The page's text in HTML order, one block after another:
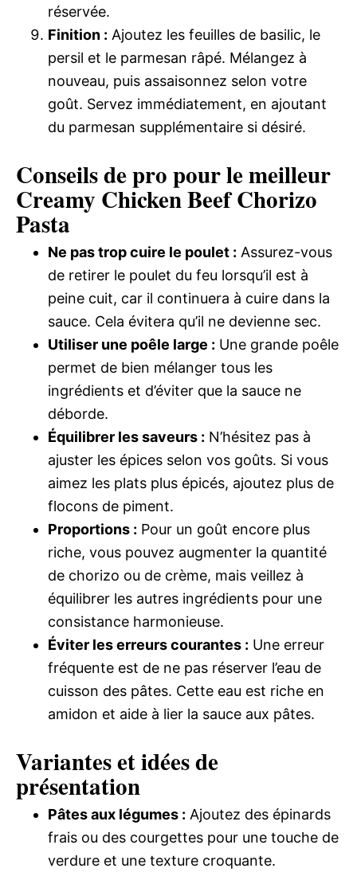
réservée.
Finition : Ajoutez les feuilles de basilic, le
persil et le parmesan râpé. Mélangez à
nouveau, puis assaisonnez selon votre
goût. Servez immédiatement, en ajoutant
du parmesan supplémentaire si désiré.
Conseils de pro pour le meilleur
Creamy Chicken Beef Chorizo
Pasta
Ne pas trop cuire le poulet : Assurez-vous
de retirer le poulet du feu lorsqu’il est à
peine cuit, car il continuera à cuire dans la
sauce. Cela évitera qu’il ne devienne sec.
Utiliser une poêle large : Une grande poêle
permet de bien mélanger tous les
ingrédients et d’éviter que la sauce ne
déborde.
Équilibrer les saveurs : N’hésitez pas à
ajuster les épices selon vos goûts. Si vous
aimez les plats plus épicés, ajoutez plus de
flocons de piment.
Proportions : Pour un goût encore plus
riche, vous pouvez augmenter la quantité
de chorizo ou de crème, mais veillez à
équilibrer les autres ingrédients pour une
consistance harmonieuse.
Éviter les erreurs courantes : Une erreur
fréquente est de ne pas réserver l’eau de
cuisson des pâtes. Cette eau est riche en
amidon et aide à lier la sauce aux pâtes.
Variantes et idées de
présentation
Pâtes aux légumes : Ajoutez des épinards
frais ou des courgettes pour une touche de
verdure et une texture croquante.